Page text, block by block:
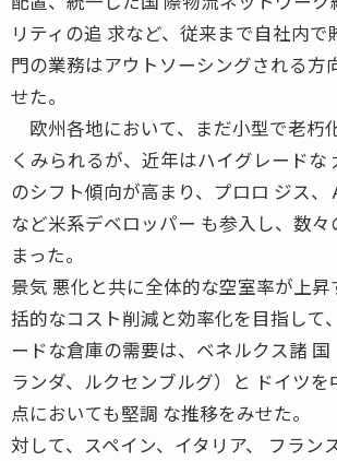
リティの追 求など、従来まで自社内で
門の業務はアウトソーシングされる方
せた。
欧州各地において、まだ小型で老朽
くみられるが、近年はハイグレードな
のシフト傾向が高まり、プロロ ジス、
など米系デベロッパー も参入し、数
まった。
景気 悪化と共に全体的な空室率が上昇
括的なコスト削減と効率化を目指して
ードな倉庫の需要は、ベネルクス諸 国
ランダ、ルクセンブルグ）と ドイツ
点においても堅調 な推移をみせた。
対して、スペイン、イタリア、 フラン